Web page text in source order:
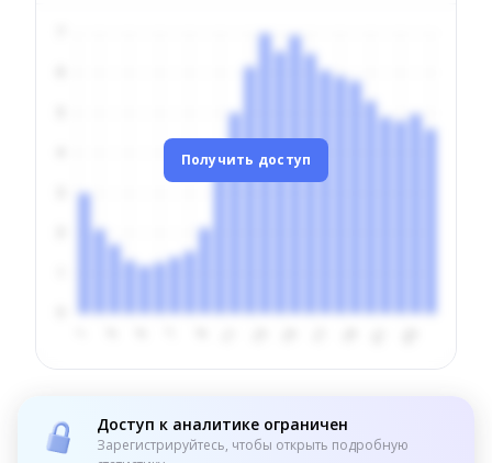
Получить доступ
Доступ к аналитике ограничен
Зарегистрируйтесь, чтобы открыть подробную